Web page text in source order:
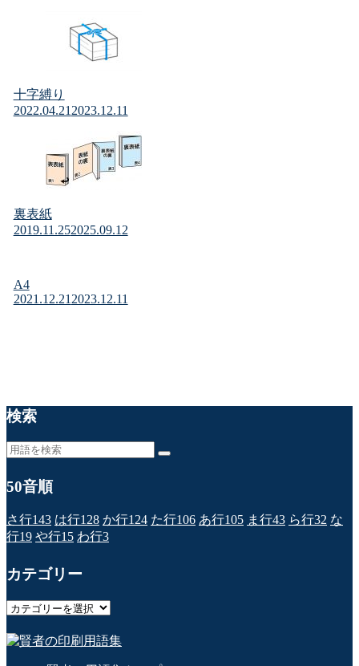
十字縛り
2022.04.21 2023.12.11
裏表紙
2019.11.252025.09.12
A4
2021.12.21 2023.12.11
検索
50音順
さ行143 は行128 か行124 た行106 あ行105 ま行43 ら行32 な
行19 や行15 わ行3
カテゴリー
カ
ゴ